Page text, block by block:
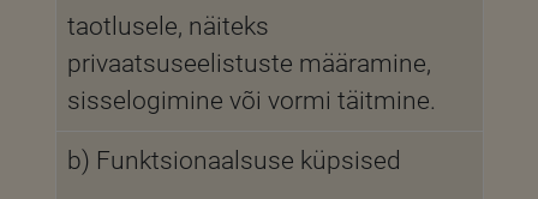
taotlusele, näiteks
privaatsuseelistuste määramine,
sisselogimine või vormi täitmine.
b) Funktsionaalsuse küpsised